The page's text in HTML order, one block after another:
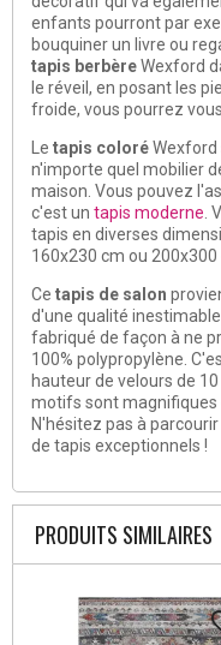
enfants pourront par
bouquiner un livre ou
tapis berbèreWexford
le réveil, en posant les
froide, vous pourrez
Le tapis coloréWexford
n'importe quel mobilier
maison. Vous pouvez
c'est un tapis moderne .
tapis en diverses
160x230 cm ou 200x300
Ce tapis de salon
d'une qualité
fabriqué de façon à ne
100% polypropylène.
hauteur de velours de
motifs sont magnifiques
N'hésitez pas à
de tapis exceptionnels !
PRODUITS SIMILAIRES